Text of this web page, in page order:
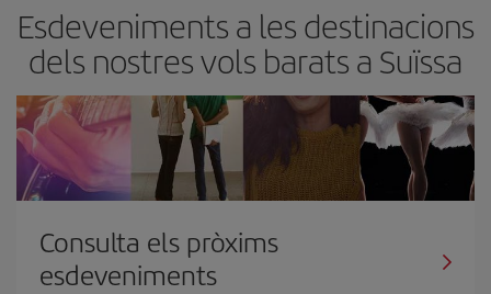
Esdeveniments a les destinacions
dels nostres vols barats a Suïssa
Consulta els pròxims
esdeveniments